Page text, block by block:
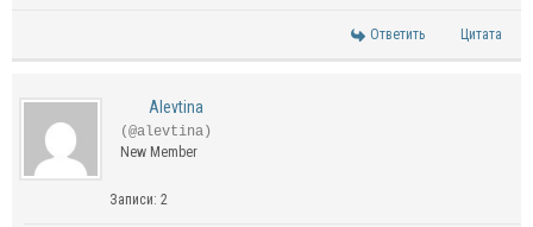
Ответить Цитата
Alevtina
(@alevtina)
New Member
Записи: 2